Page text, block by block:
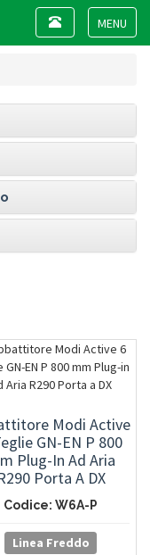
Toggle
Toggle
navigation
Modi Active
GN-EN P 800
Plug-In Ad Aria
Porta A DX
Codice: W6A-P
Linea Freddo